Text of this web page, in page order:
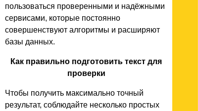
пользоваться проверенными и надёжными
сервисами, которые постоянно
совершенствуют алгоритмы и расширяют
базы данных.
Как правильно подготовить текст для
проверки
Чтобы получить максимально точный
результат, соблюдайте несколько простых